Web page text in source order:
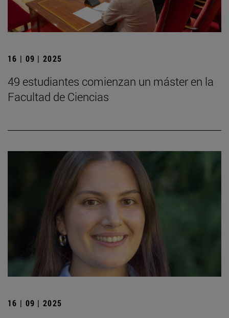
16 | 09 | 2025
49 estudiantes comienzan un máster en la
Facultad de Ciencias
16 | 09 | 2025